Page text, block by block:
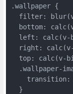
.wallpaper {
filter:
bottom:
left: calc(v-
right:
top: calc(v-
.wallpaper-
transition:
  }